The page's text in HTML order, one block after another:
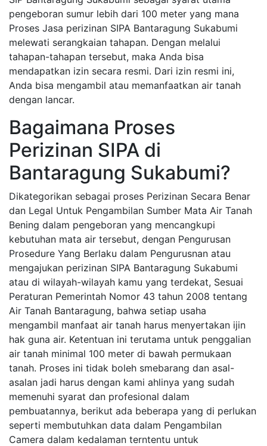
pengeboran sumur lebih dari 100 meter yang mana
Proses Jasa perizinan SIPA Bantaragung Sukabumi
melewati serangkaian tahapan. Dengan melalui
tahapan-tahapan tersebut, maka Anda bisa
mendapatkan izin secara resmi. Dari izin resmi ini,
Anda bisa mengambil atau memanfaatkan air tanah
dengan lancar.
Bagaimana Proses
Perizinan SIPA di
Bantaragung Sukabumi?
Dikategorikan sebagai proses Perizinan Secara Benar
dan Legal Untuk Pengambilan Sumber Mata Air Tanah
Bening dalam pengeboran yang mencangkupi
kebutuhan mata air tersebut, dengan Pengurusan
Prosedure Yang Berlaku dalam Pengurusnan atau
mengajukan perizinan SIPA Bantaragung Sukabumi
atau di wilayah-wilayah kamu yang terdekat, Sesuai
Peraturan Pemerintah Nomor 43 tahun 2008 tentang
Air Tanah Bantaragung, bahwa setiap usaha
mengambil manfaat air tanah harus menyertakan ijin
hak guna air. Ketentuan ini terutama untuk penggalian
air tanah minimal 100 meter di bawah permukaan
tanah. Proses ini tidak boleh smebarang dan asal-
asalan jadi harus dengan kami ahlinya yang sudah
memenuhi syarat dan profesional dalam
pembuatannya, berikut ada beberapa yang di perlukan
seperti membutuhkan data dalam Pengambilan
Camera dalam kedalaman terntentu untuk